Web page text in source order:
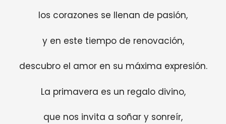
los corazones se llenan de pasión,
y en este tiempo de renovación,
descubro el amor en su máxima expresión.
La primavera es un regalo divino,
que nos invita a soñar y sonreír,